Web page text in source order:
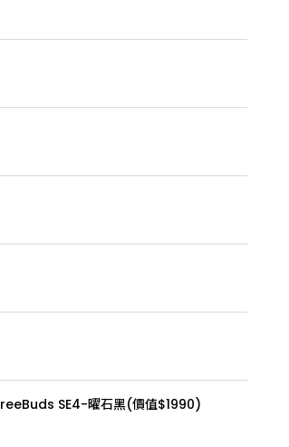
SE4-曜石黑(價值$1990)